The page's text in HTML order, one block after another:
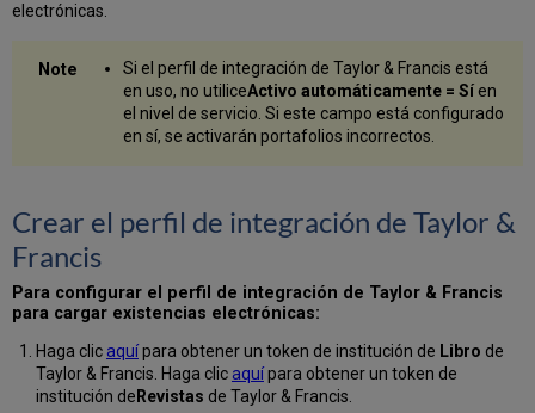
electrónicas.
Si el perfil de integración de Taylor & Francis está
en uso, no utiliceActivo automáticamente = Síen
el nivel de servicio. Si este campo está configurado
en sí, se activarán portafolios incorrectos.
Crear el perfil de integración de Taylor &
Francis
Para configurar el perfil de integración de Taylor & Francis
para cargar existencias electrónicas:
Haga clic aquípara obtener un token de institución de Libro de
Taylor & Francis. Haga clic aquípara obtener un token de
institución deRevistas de Taylor & Francis.